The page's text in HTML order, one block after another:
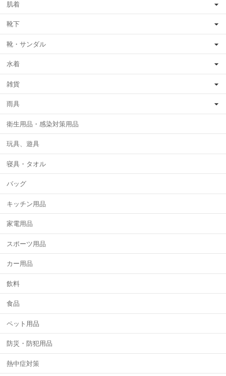
肌着
靴下
靴・サンダル
水着
雑貨
雨具
衛生用品・感染対策用品
玩具、遊具
寝具・タオル
バッグ
キッチン用品
家電用品
スポーツ用品
カー用品
飲料
食品
ペット用品
防災・防犯用品
熱中症対策